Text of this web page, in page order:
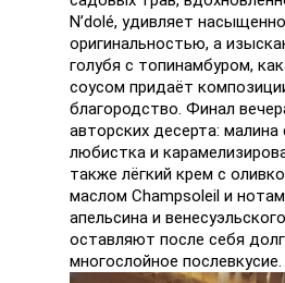
N’dolé, удивляет
оригинальностью, а
голубя с топинамбуром,
соусом придаёт
благородство. Финал
авторских десерта:
любистка и
также лёгкий крем с
маслом Champsoleil и
апельсина и
оставляют после себя
многослойное послевкусие.